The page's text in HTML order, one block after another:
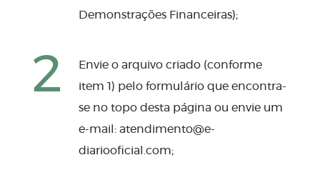
Demonstrações Financeiras);
2
Envie o arquivo criado (conforme
item 1) pelo formulário que encontra-
se no topo desta página ou envie um
e-mail: atendimento@e-
diariooficial.com;